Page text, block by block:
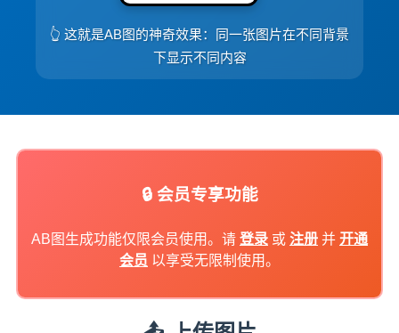
👆 这就是AB图的神奇效果：同一张图片在不同背景
下显示不同内容
🔒 会员专享功能
AB图生成功能仅限会员使用。请 登录 或 注册 并 开通
会员 以享受无限制使用。